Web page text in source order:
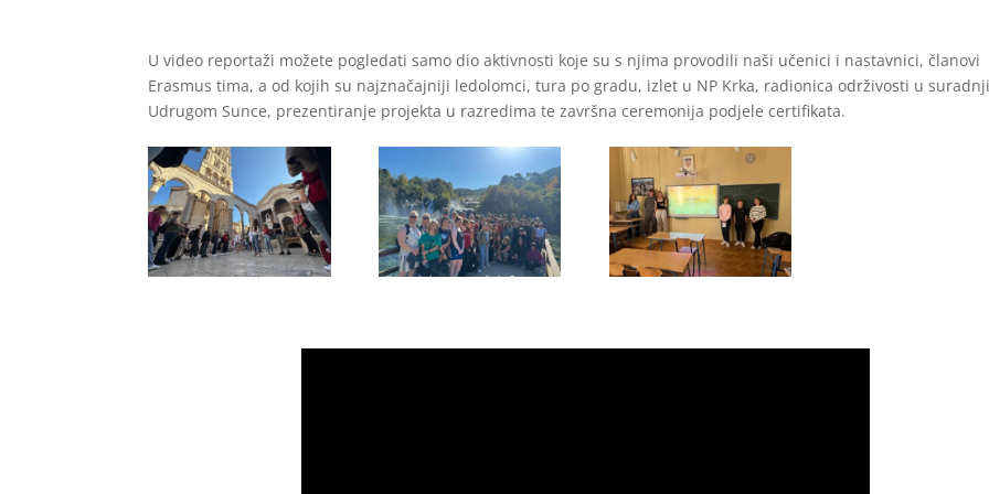
U video reportaži možete pogledati samo dio aktivnosti koje su s njima provodili naši učenici i nastavnici, članovi
Erasmus tima, a od kojih su najznačajniji ledolomci, tura po gradu, izlet u NP Krka, radionica održivosti u
Udrugom Sunce, prezentiranje projekta u razredima te završna ceremonija podjele certifikata.